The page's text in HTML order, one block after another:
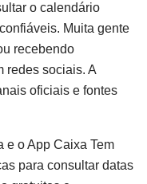
o calendário
Muita gente
recebendo
redes sociais. A
oficiais e fontes
e o App Caixa Tem
para consultar datas